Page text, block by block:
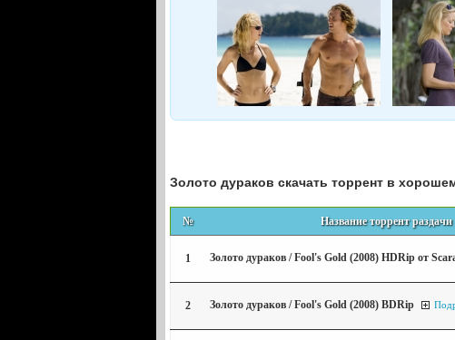
Золото дураков скачать торрент в
№ Название торрент раздачи
1 Золото дураков / Fool's Gold (2008) HDRip от
2 Золото дураков / Fool's Gold (2008) BDRip